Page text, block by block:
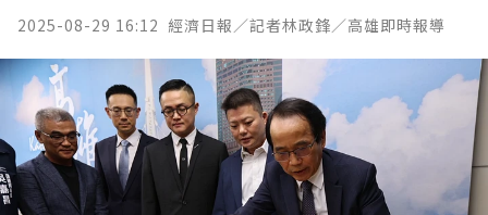
2025-08-29 16:12 經濟日報／記者林政鋒／高雄即時報導